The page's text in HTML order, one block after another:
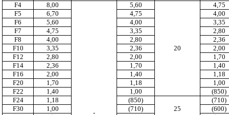
F4 8,00
-
5,60
20
4,75
F5
6,70 4,75
4,00
F6
5,60 4,00
3,35
F7
4,75 3,35
2,80
F8
4,00 2,80
2,36
F10
3,35 2,36
2,00
F12
2,80 2,00
1,70
F14
2,36 1,70
1,40
F16
2,00 1,40
1,18
F20
1,70 1,18
1,00
F22
1,40 1,00
(850)
F24
1,18
(850)
25
(710)
F30
1,00 (710)
(600)